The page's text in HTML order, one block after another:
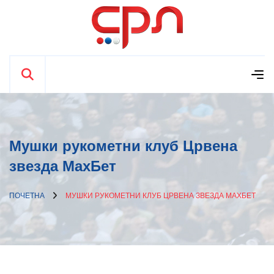
Мушки рукометни клуб Црвена
звезда МаxБет
ПОЧЕТНА МУШКИ РУКОМЕТНИ КЛУБ ЦРВЕНА ЗВЕЗДА МАXБЕТ